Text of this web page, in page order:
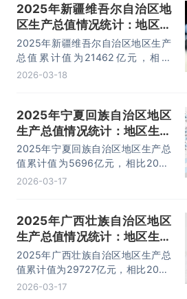
2025年新疆维吾尔自治区地
区生产总值情况统计：地区生
产总值累计值21462亿元，位
列全国第23名
2025年新疆维吾尔自治区地区生产
总值累计值为21462亿元，相比
2024年增加了928亿元，地区生产
的1.54%。
2026-03-18
2025年宁夏回族自治区地区
生产总值情况统计：地区生产
总值累计值5696亿元，位列
全国第29名
2025年宁夏回族自治区地区生产总
值累计值为5696亿元，相比2024
年增加了193亿元，地区生产总值指
0.41%。
2026-03-17
2025年广西壮族自治区地区
生产总值情况统计：地区生产
总值累计值29727亿元，位列
全国第19名
2025年广西壮族自治区地区生产总
值累计值为29727亿元，相比2024
年增加了1078亿元，地区生产总值
2026-03-17